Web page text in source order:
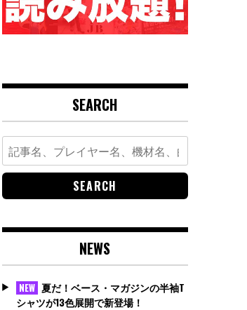
SEARCH
Search
for:
NEWS
NEW 夏だ！ベース・マガジンの半袖T
シャツが13色展開で新登場！